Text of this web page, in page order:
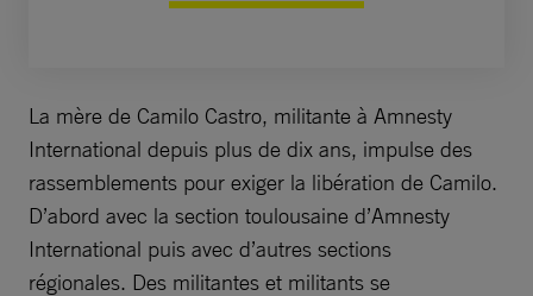
La mère de Camilo Castro, militante à Amnesty
International depuis plus de dix ans, impulse des
rassemblements pour exiger la libération de Camilo.
D’abord avec la section toulousaine d’Amnesty
International puis avec d’autres sections
régionales. Des militantes et militants se